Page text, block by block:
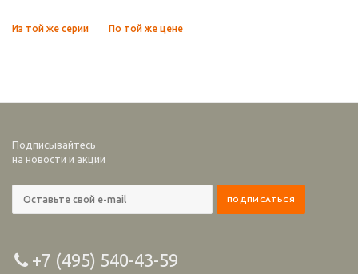
Из той же серии По той же цене
Подписывайтесь
на новости и акции
+7 (495) 540-43-59